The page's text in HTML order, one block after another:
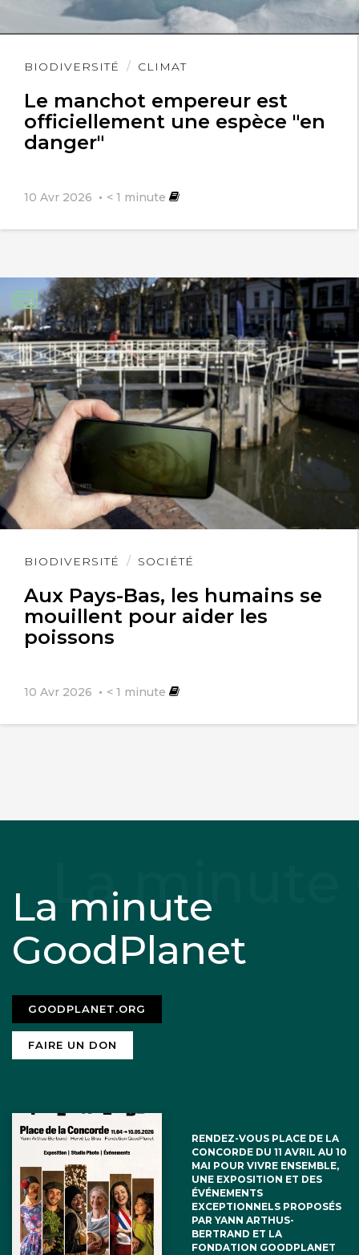
BIODIVERSITÉ CLIMAT
Le manchot empereur est
officiellement une espèce "en
danger"
10 Avr 2026 < 1 minute
Lire
BIODIVERSITÉ SOCIÉTÉ
Aux Pays-Bas, les humains se
mouillent pour aider les
poissons
10 Avr 2026 < 1 minute
Lire
La minute
GoodPlanet
GOODPLANET.ORG
FAIRE UN DON
RENDEZ-VOUS PLACE DE LA
CONCORDE DU 11 AVRIL AU 10
MAI POUR VIVRE ENSEMBLE,
UNE EXPOSITION ET DES
ÉVÉNEMENTS
EXCEPTIONNELS PROPOSÉS
PAR YANN ARTHUS-
BERTRAND ET LA
FONDATION GOODPLANET